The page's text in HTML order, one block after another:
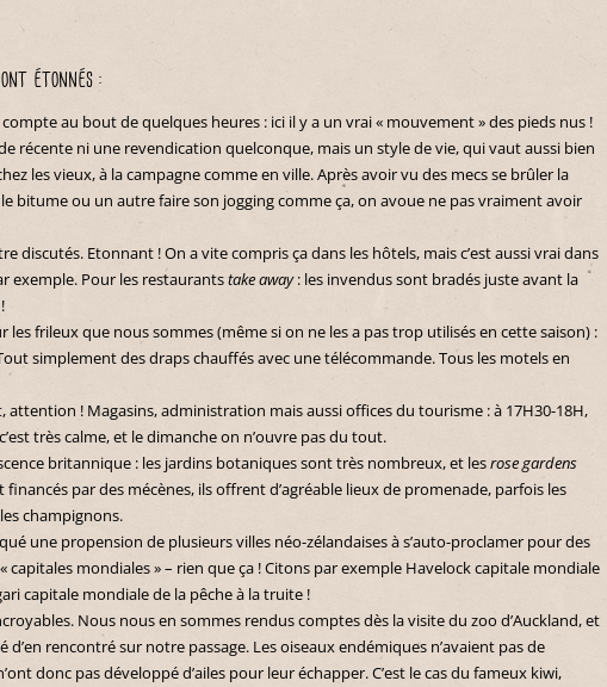
étonnés :
compte au bout de quelques heures : ici il y a un vrai « mouvement » des pieds nus !
récente ni une revendication quelconque, mais un style de vie, qui vaut aussi bien
les vieux, à la campagne comme en ville. Après avoir vu des mecs se brûler la
bitume ou un autre faire son jogging comme ça, on avoue ne pas vraiment avoir
discutés. Etonnant ! On a vite compris ça dans les hôtels, mais c’est aussi vrai dans
exemple. Pour les restaurantstake away: les invendus sont bradés juste avant la
les frileux que nous sommes (même si on ne les a pas trop utilisés en cette saison) :
simplement des draps chauffés avec une télécommande. Tous les motels en
attention ! Magasins, administration mais aussi offices du tourisme : à 17H30-18H,
très calme, et le dimanche on n’ouvre pas du tout.
britannique : les jardins botaniques sont très nombreux, et lesrose gardens
financés par des mécènes, ils offrent d’agréable lieux de promenade, parfois les
champignons.
une propension de plusieurs villes néo-zélandaises à s’auto-proclamer pour des
capitales mondiales » – rien que ça ! Citons par exemple Havelock capitale mondiale
capitale mondiale de la pêche à la truite !
Nous nous en sommes rendus comptes dès la visite du zoo d’Auckland, et
d’en rencontré sur notre passage. Les oiseaux endémiques n’avaient pas de
donc pas développé d’ailes pour leur échapper. C’est le cas du fameux kiwi,